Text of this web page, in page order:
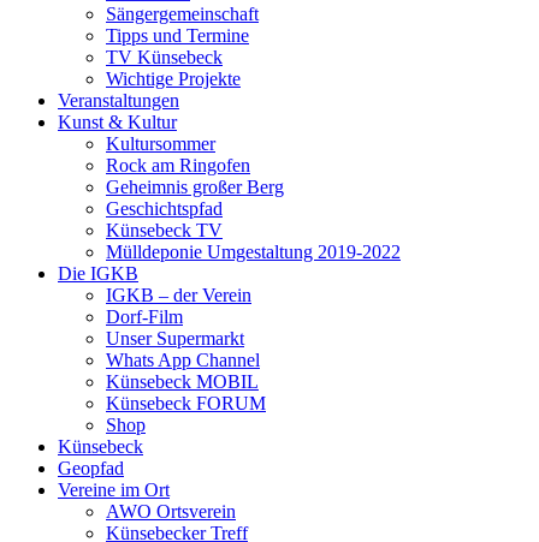
Sängergemeinschaft
Tipps und Termine
TV Künsebeck
Wichtige Projekte
Veranstaltungen
Kunst & Kultur
Kultursommer
Rock am Ringofen
Geheimnis großer Berg
Geschichtspfad
Künsebeck TV
Mülldeponie Umgestaltung 2019-2022
Die IGKB
IGKB – der Verein
Dorf-Film
Unser Supermarkt
Whats App Channel
Künsebeck MOBIL
Künsebeck FORUM
Shop
Künsebeck
Geopfad
Vereine im Ort
AWO Ortsverein
Künsebecker Treff